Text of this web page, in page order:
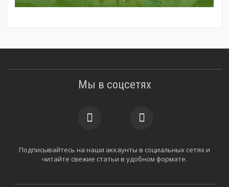
Мы в соцсетях
Подписывайтесь на наши аккаунты в социальных сетях и
читайте свежие статьи в удобном формате.